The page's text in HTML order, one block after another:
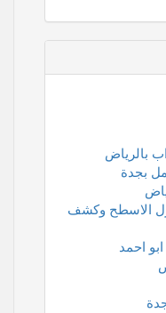
بالرياض
بجدة
الاسطح وكشف
احمد